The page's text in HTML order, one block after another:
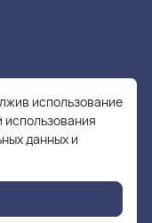
использование
использования
данных и